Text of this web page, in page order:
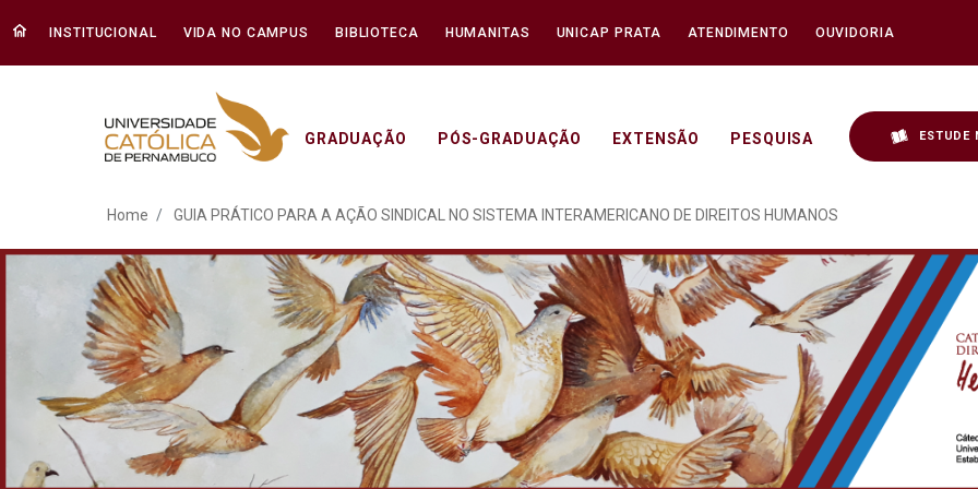
INSTITUCIONAL VIDA NO CAMPUS BIBLIOTECA HUMANITAS UNICAP PRATA ATENDIMENTO OUVIDORIA
GRADUAÇÃO PÓS-GRADUAÇÃO EXTENSÃO PESQUISA ESTUDE
GUIA PRÁTICO PARA A AÇÃO SINDICAL NO
Home GUIA PRÁTICO PARA A AÇÃO SINDICAL NO SISTEMA INTERAMERICANO DE DIREITOS HUMANOS